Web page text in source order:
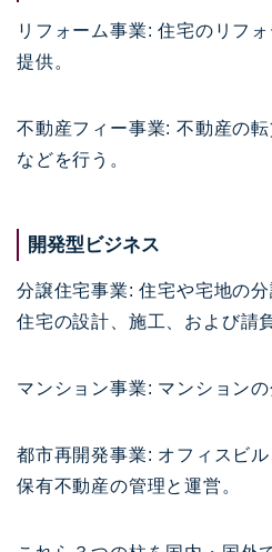
リフォーム事業: 住宅のリフ
提供。
不動産フィー事業: 不動産の
などを行う。
開発型ビジネス
分譲住宅事業: 住宅や宅地の
住宅の設計、施工、および請
マンション事業: マンションの
都市再開発事業: オフィスビ
保有不動産の管理と運営。